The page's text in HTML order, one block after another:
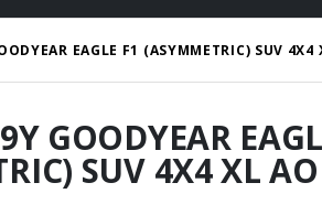
EAGLE F1 (ASYMMETRIC) SUV 4X4
GOODYEAR
SUV 4X4 XL AO